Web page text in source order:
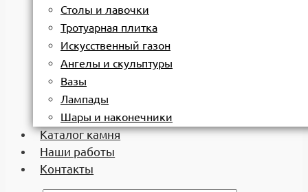
Столы и лавочки
Тротуарная плитка
Искусственный газон
Ангелы и скульптуры
Вазы
Лампады
Шары и наконечники
Каталог камня
Наши работы
Контакты